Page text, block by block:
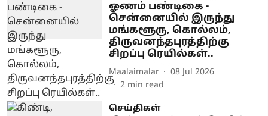
ஓணம் பண்டிகை -
சென்னையில் இருந்து
மங்களூரு, கொல்லம்,
திருவனந்தபுரத்திற்கு
சிறப்பு ரெயில்கள்..
Maalaimalar
08 Jul 2026
2 min read
செய்திகள்